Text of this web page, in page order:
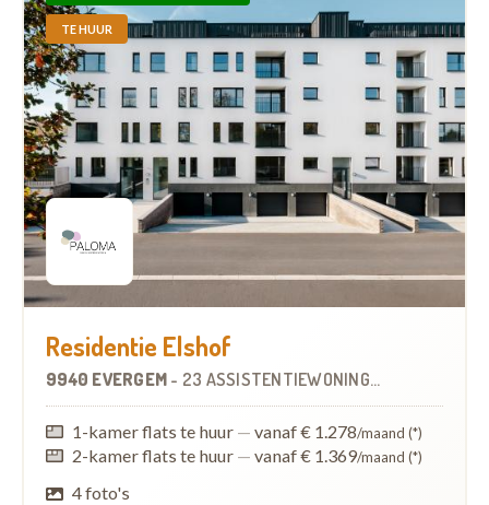
TE HUUR
Residentie Elshof
9940 EVERGEM - 23 ASSISTENTIEWONINGEN
1-kamer flats te huur — vanaf € 1.278/maand (*)
2-kamer flats te huur — vanaf € 1.369/maand (*)
4 foto's